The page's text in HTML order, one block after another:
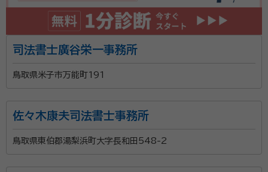
司法書士廣谷栄一事務所
鳥取県米子市万能町191
佐々木康夫司法書士事務所
鳥取県東伯郡湯梨浜町大字長和田548-2